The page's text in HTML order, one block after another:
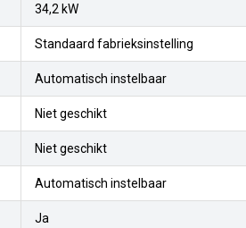
34,2 kW
Standaard fabrieksinstelling
Automatisch instelbaar
Niet geschikt
Niet geschikt
Automatisch instelbaar
Ja